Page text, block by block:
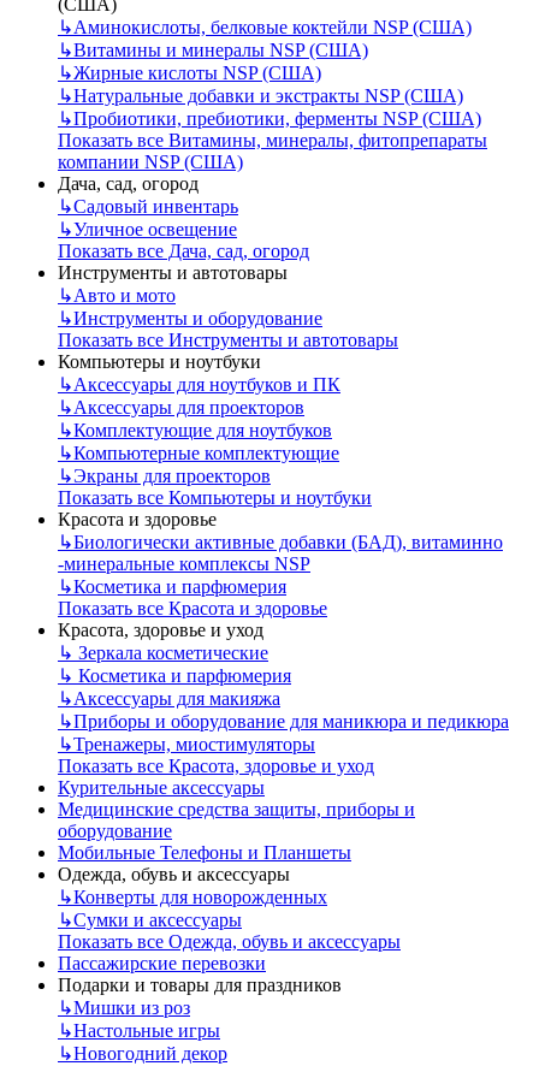
↳Аминокислоты, белковые коктейли NSP (США)
↳Витамины и минералы NSP (США)
↳Жирные кислоты NSP (США)
↳Натуральные добавки и экстракты NSP (США)
↳Пробиотики, пребиотики, ферменты NSP (США)
Показать все Витамины, минералы, фитопрепараты
компании NSP (США)
Дача, сад, огород
↳Садовый инвентарь
↳Уличное освещение
Показать все Дача, сад, огород
Инструменты и автотовары
↳Авто и мото
↳Инструменты и оборудование
Показать все Инструменты и автотовары
Компьютеры и ноутбуки
↳Аксессуары для ноутбуков и ПК
↳Аксессуары для проекторов
↳Комплектующие для ноутбуков
↳Компьютерные комплектующие
↳Экраны для проекторов
Показать все Компьютеры и ноутбуки
Красота и здоровье
↳Биологически активные добавки (БАД), витаминно
-минеральные комплексы NSP
↳Косметика и парфюмерия
Показать все Красота и здоровье
Красота, здоровье и уход
↳ Зеркала косметические
↳ Косметика и парфюмерия
↳Аксессуары для макияжа
↳Приборы и оборудование для маникюра и педикюра
↳Тренажеры, миостимуляторы
Показать все Красота, здоровье и уход
Курительные аксессуары
Медицинские средства защиты, приборы и
оборудование
Мобильные Телефоны и Планшеты
Одежда, обувь и аксессуары
↳Конверты для новорожденных
↳Сумки и аксессуары
Показать все Одежда, обувь и аксессуары
Пассажирские перевозки
Подарки и товары для праздников
↳Мишки из роз
↳Настольные игры
↳Новогодний декор